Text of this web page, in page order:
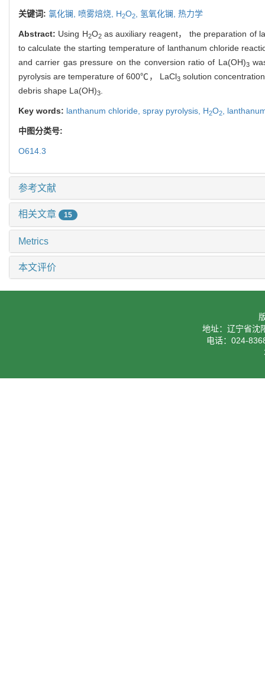
关键词: 氯化镧, 喷雾焙烧, H2O2, 氢氧化镧, 热力学
Abstract: Using H2O2as auxiliary reagent， the preparation of
to calculate the starting temperature of lanthanum chloride
and carrier gas pressure on the conversion ratio of La(OH)3
pyrolysis are temperature of 600℃， LaCl3solution
debris shape La(OH)3.
Key words: lanthanum chloride, spray pyrolysis, H2O2,
中图分类号:
O614.3
参考文献
相关文章 15
Metrics
本文评价
地址：辽宁省沈
电话：024-